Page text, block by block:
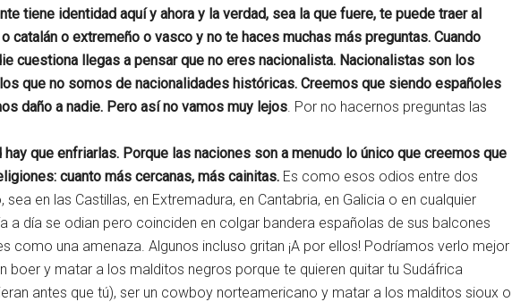
tiene identidad aquí y ahora y la verdad, sea la que fuere, te puede traer al
catalán o extremeño o vasco y no te haces muchas más preguntas. Cuando
cuestiona llegas a pensar que no eres nacionalista. Nacionalistas son los
que no somos de nacionalidades históricas. Creemos que siendo españoles
daño a nadie. Pero así no vamos muy lejos. Por no hacernos preguntas las
que enfriarlas. Porque las naciones son a menudo lo único que creemos que
cuanto más cercanas, más cainitas. Es como esos odios entre dos
en las Castillas, en Extremadura, en Cantabria, en Galicia o en cualquier
a día se odian pero coinciden en colgar bandera españolas de sus balcones
como una amenaza. Algunos incluso gritan ¡A por ellos! Podríamos verlo mejor
boer y matar a los malditos negros porque te quieren quitar tu Sudáfrica
antes que tú), ser un cowboy norteamericano y matar a los malditos sioux o